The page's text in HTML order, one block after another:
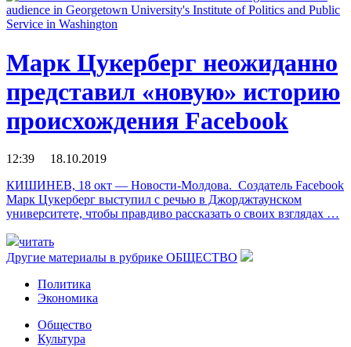
Марк Цукерберг неожиданно
представил «новую» историю
происхождения Facebook
12:39 18.10.2019
КИШИНЕВ, 18 окт — Новости-Молдова. Создатель Facebook
Марк Цукерберг выступил с речью в Джорджтаунском
университете, чтобы правдиво рассказать о своих взглядах …
читать
Другие материалы в рубрике ОБЩЕСТВО
Политика
Экономика
Общество
Культура